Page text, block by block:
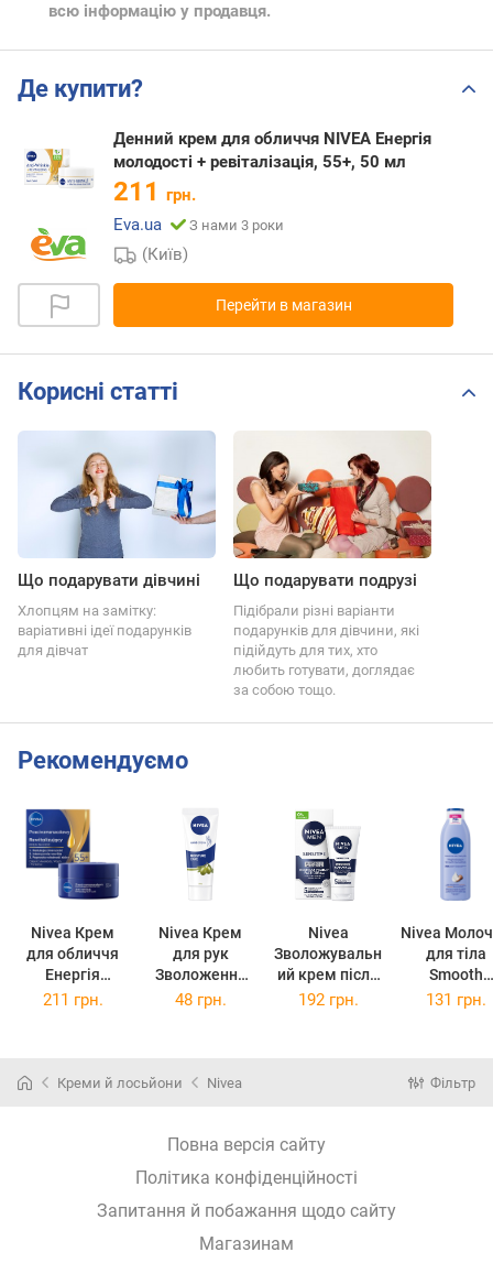
всю інформацію у продавця.
Де купити?
Денний крем для обличчя NIVEA Енергія
молодості + ревіталізація, 55+, 50 мл
211 грн.
Eva.ua
З нами 3 роки
(Київ)
Перейти в магазин
Корисні статті
Що подарувати дівчині
Хлопцям на замітку:
варіативні ідеї подарунків
для дівчат
Що подарувати подрузі
Підібрали різні варіанти
подарунків для дівчини, які
підійдуть для тих, хто
любить готувати, доглядає
за собою тощо.
Рекомендуємо
Nivea Крем
для обличчя
Енергія
молодості +
Nivea Крем
для рук
Зволоження
та догляд, 75
Nivea
Зволожувальн
ий крем після
гоління MEN
Nivea
для тiла
Smooth
Sensation
211 грн. 48 грн. 192 грн. 131 грн.
Креми й лосьйони Nivea Фільтр
Повна версія сайту
Політика конфіденційності
Запитання й побажання щодо сайту
Магазинам